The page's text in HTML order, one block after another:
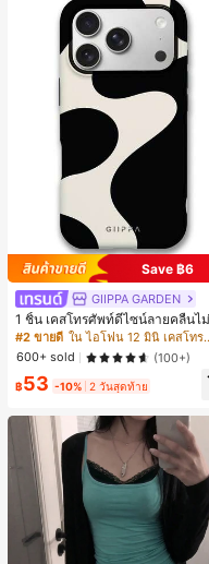
Save ฿6
GIIPPA GARDEN
1 ชิ้น เคสโทรศัพท์ดีไซน์ลายคลื่นไ
มาตรสำหรับ Phone 17 Pro Max,
าะสำหรับ Phone 16 Pro Max, 15
Max, 14 Pro Max, เคสโทรศัพท์สไต
กาหลีและน่าสนใจ, เข้ากันได้กับ
13/14/15/16 Pro Max Plus, ดีไซ
ขวัญในอุดมคติสำหรับคริสต์มาส, วั
าเลนไทน์, อีสเตอร์, ฤดูแต่งงานแล
กิดสำหรับแฟนสาว
#2 ขายดี
ใน ไอโฟน
600+ sold
(100+)
฿53 -10% 2 วันสุดท้าย